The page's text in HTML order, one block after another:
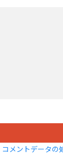
コメントデータの